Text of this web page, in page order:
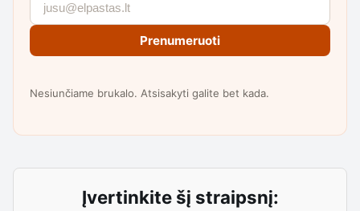
Prenumeruoti
Nesiunčiame brukalo. Atsisakyti galite bet kada.
Įvertinkite šį straipsnį: